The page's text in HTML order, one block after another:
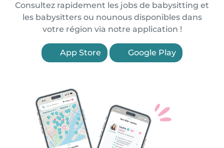
Consultez rapidement les jobs de babysitting et
les babysitters ou nounous disponibles dans
votre région via notre application !
App Store Google Play